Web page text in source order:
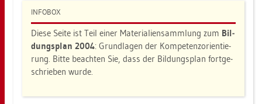
IN­FO­BOX
Diese Seite ist Teil einer Ma­te­ria­li­en­samm­lung zum Bil­
dungs­plan 2004: Grund­la­gen der Kom­pe­tenz­ori­en­tie­
rung. Bitte be­ach­ten Sie, dass der Bil­dungs­plan fort­ge­
schrie­ben wurde.